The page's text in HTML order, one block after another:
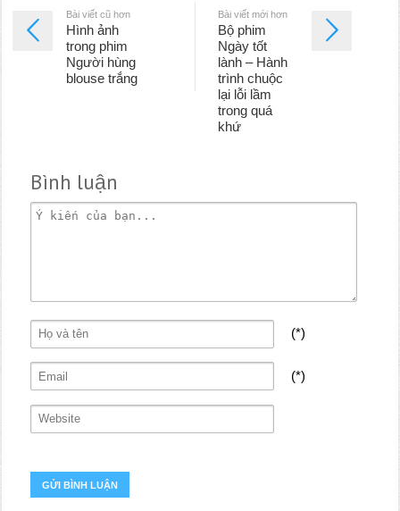
Bài viết cũ hơn
Hình ảnh
trong phim
Người hùng
blouse trắng
Bài viết mới hơn
Bộ phim
Ngày tốt
lành – Hành
trình chuộc
lại lỗi lầm
trong quá
khứ
Bình luận
(*)
(*)